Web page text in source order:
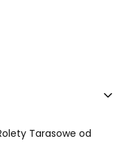
Tarasowe od